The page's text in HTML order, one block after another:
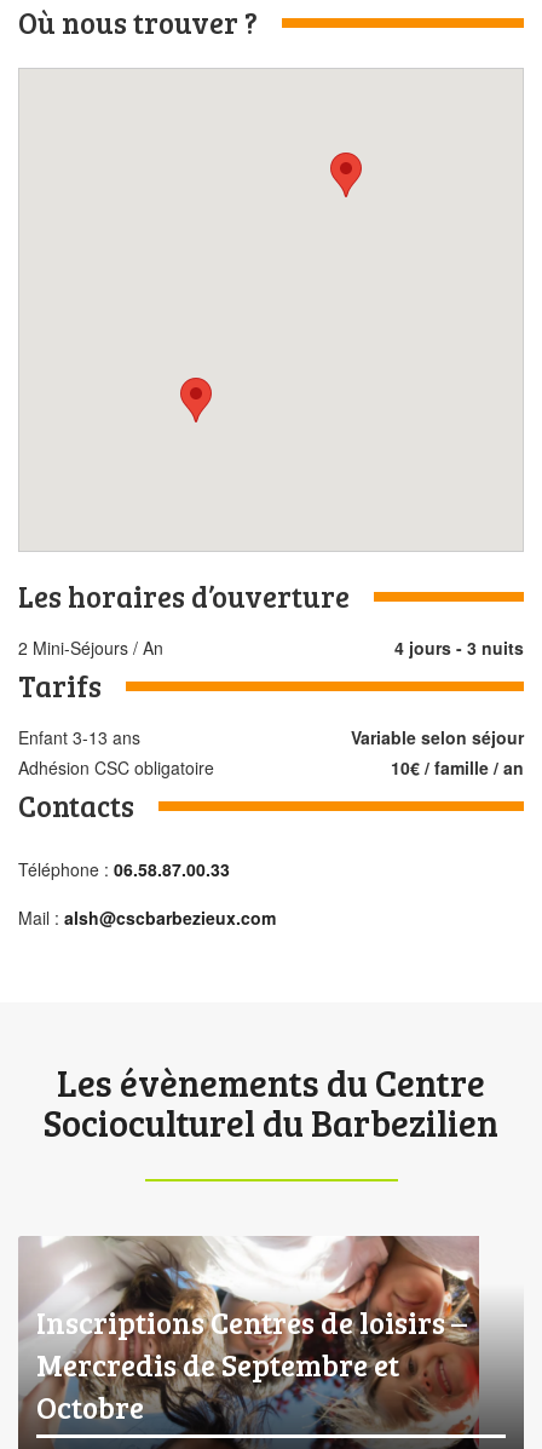
Où nous trouver ?
Les horaires d’ouverture
2 Mini-Séjours / An 4 jours - 3 nuits
Tarifs
Enfant 3-13 ans
Variable selon séjour
Adhésion CSC obligatoire
10€ / famille / an
Contacts
Téléphone : 06.58.87.00.33
Mail : alsh@cscbarbezieux.com
Les évènements du Centre
Socioculturel du Barbezilien
Inscriptions Centres de loisirs –
Mercredis de Septembre et
Octobre